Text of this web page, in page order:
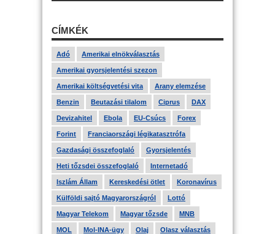
CÍMKÉK
Adó Amerikai elnökválasztás
Amerikai gyorsjelentési szezon
Amerikai költségvetési vita Arany elemzése
Benzin Beutazási tilalom Ciprus DAX
Devizahitel Ebola EU-Csúcs Forex
Forint Franciaországi légikatasztrófa
Gazdasági összefoglaló Gyorsjelentés
Heti tőzsdei összefoglaló Internetadó
Iszlám Állam Kereskedési ötlet Koronavírus
Külföldi sajtó Magyarországról Lottó
Magyar Telekom Magyar tőzsde MNB
MOL Mol-INA-ügy Olaj Olasz választás